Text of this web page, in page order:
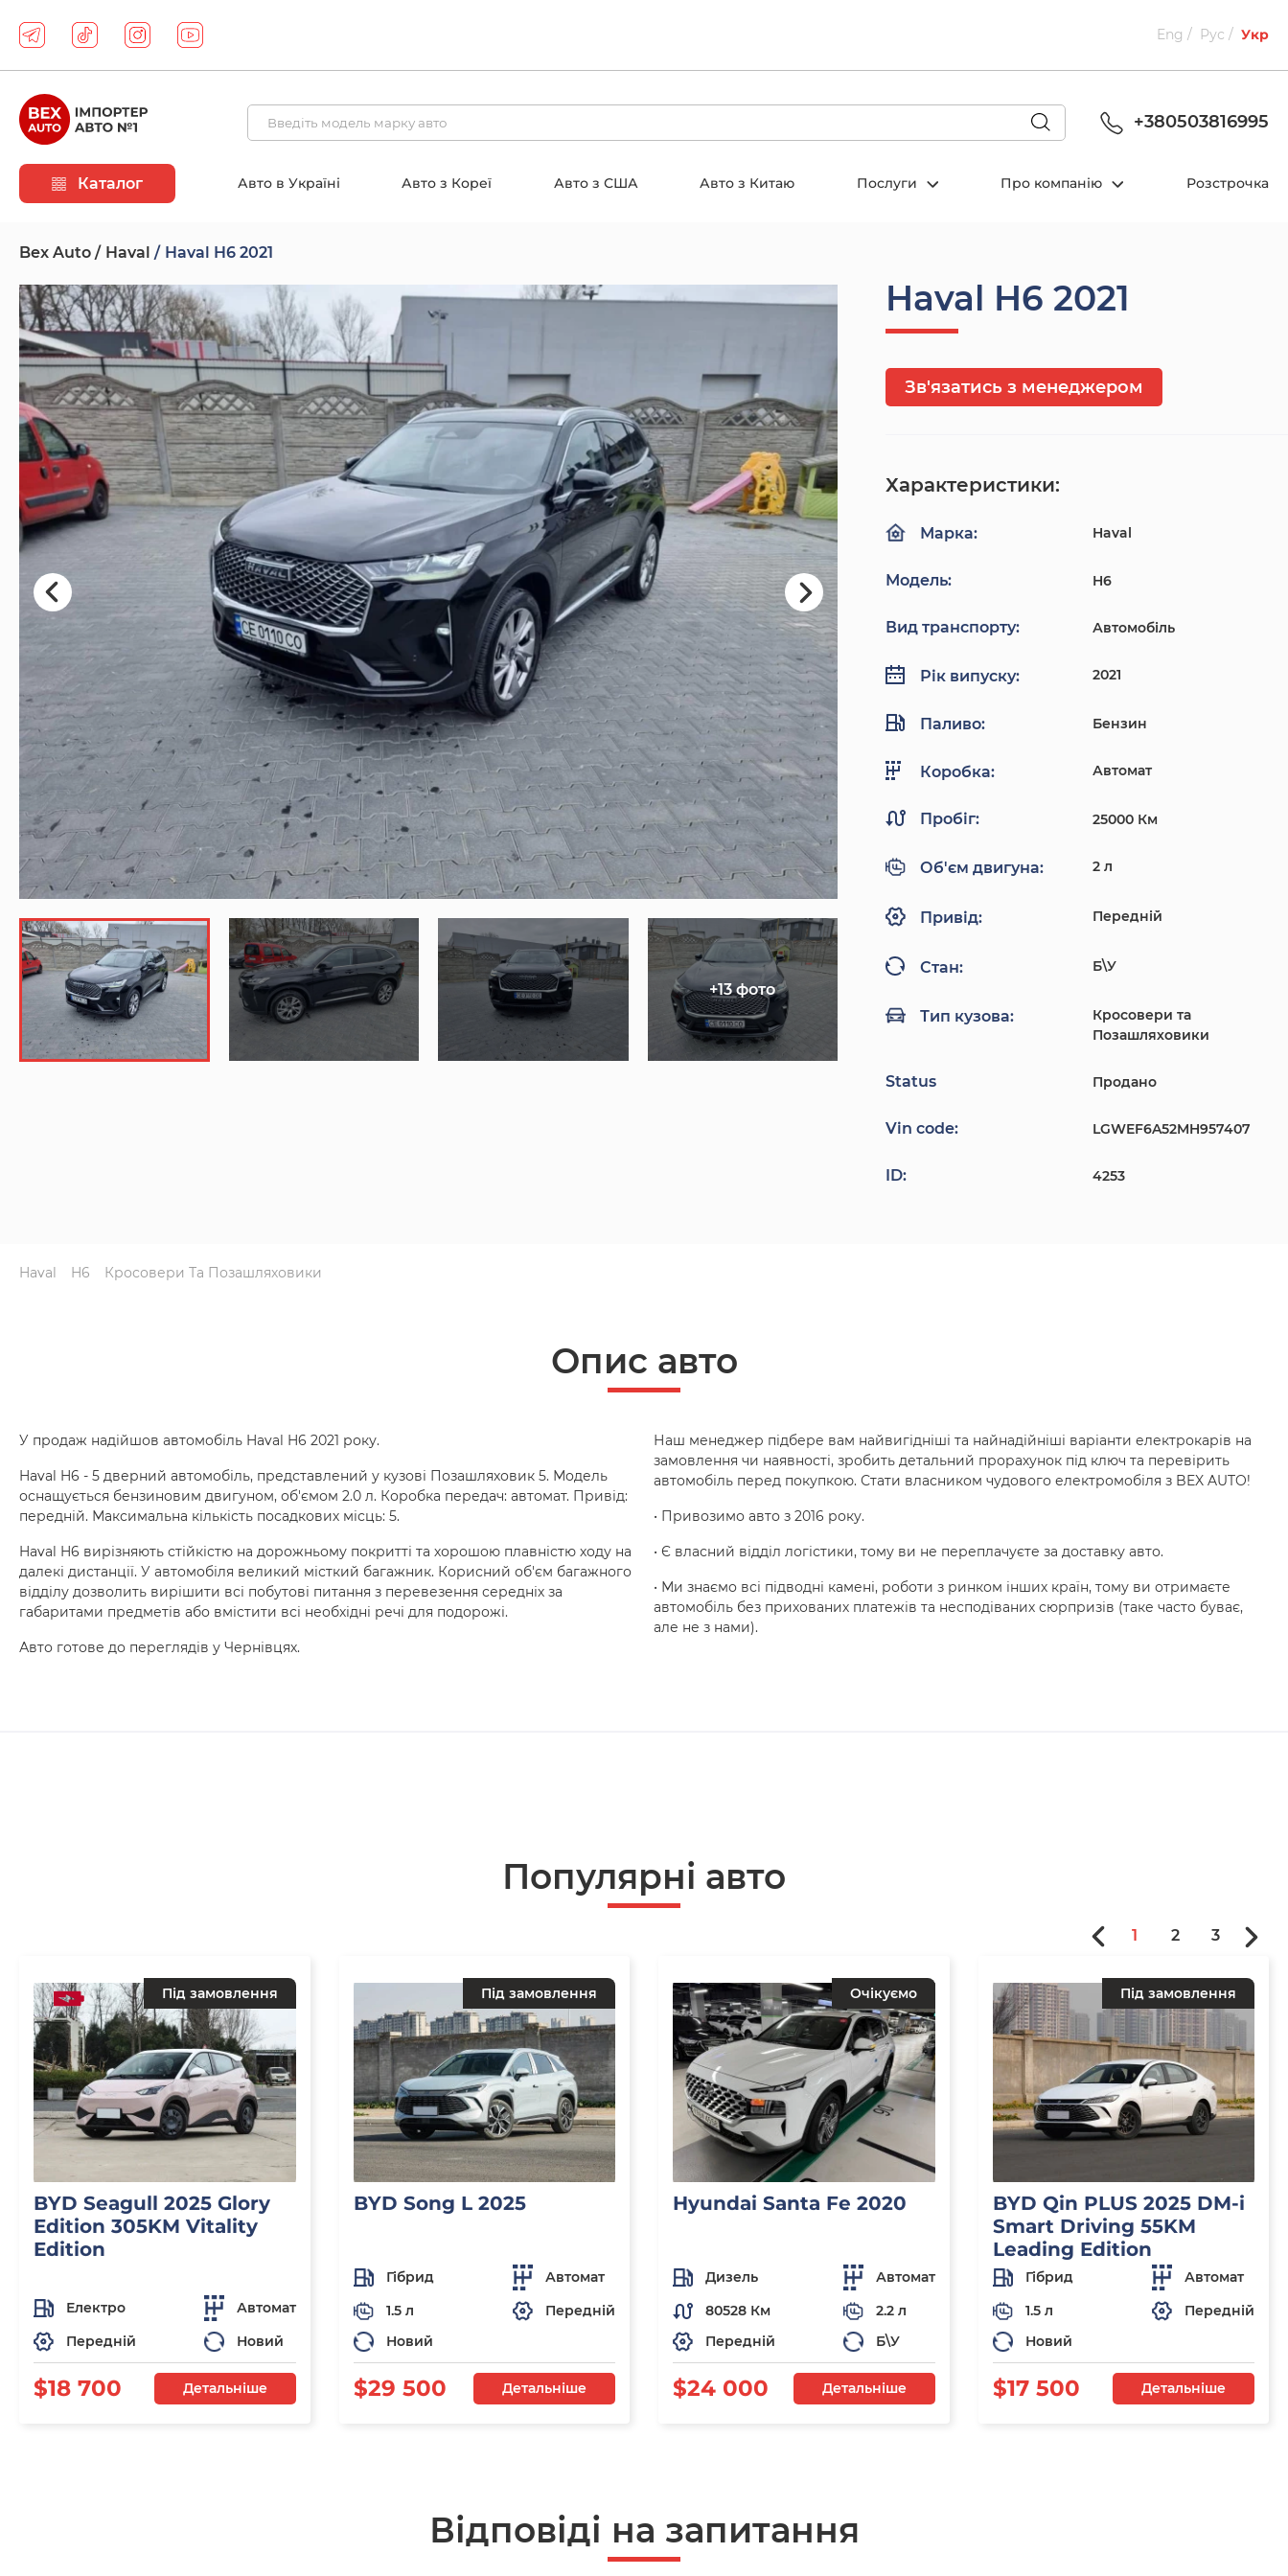
Eng Рус Укр
+380503816995
Каталог Авто в Україні Авто з Кореї Авто з США Авто з Китаю Послуги Про компанію Розстрочка
Bex Auto Haval Haval H6 2021
Haval H6 2021
+13 фото
Зв'язатись з менеджером
Характеристики:
Марка: Haval
Модель: H6
Вид транспорту: Автомобіль
Рік випуску: 2021
Паливо: Бензин
Коробка: Автомат
Пробіг: 25000 Км
Об'єм двигуна: 2 л
Привід: Передній
Стан: Б\У
Тип кузова:
Кросовери та
Позашляховики
Status Продано
Vin code: LGWEF6A52MH957407
ID: 4253
Haval H6 Кросовери Та Позашляховики
Опис авто
У продаж надійшов автомобіль Haval H6 2021 року.
Haval H6 - 5 дверний автомобіль, представлений у кузові Позашляховик 5. Модель
оснащується бензиновим двигуном, об'ємом 2.0 л. Коробка передач: автомат. Привід:
передній. Максимальна кількість посадкових місць: 5.
Haval H6 вирізняють стійкістю на дорожньому покритті та хорошою плавністю ходу на
далекі дистанції. У автомобіля великий місткий багажник. Корисний об'єм багажного
відділу дозволить вирішити всі побутові питання з перевезення середніх за
габаритами предметів або вмістити всі необхідні речі для подорожі.
Авто готове до переглядів у Чернівцях.
Наш менеджер підбере вам найвигідніші та найнадійніші варіанти електрокарів на
замовлення чи наявності, зробить детальний прорахунок під ключ та перевірить
автомобіль перед покупкою. Стати власником чудового електромобіля з BEX AUTO!
• Привозимо авто з 2016 року.
• Є власний відділ логістики, тому ви не переплачуєте за доставку авто.
• Ми знаємо всі підводні камені, роботи з ринком інших країн, тому ви отримаєте
автомобіль без прихованих платежів та несподіваних сюрпризів (таке часто буває,
але не з нами).
Популярнi авто
Під замовлення
BYD Seagull 2025 Glory
Edition 305KM Vitality
Edition
Електро
Автомат
Передній
Новий
$18 700 Детальніше
Під замовлення
BYD Song L 2025
Гібрид
Автомат
1.5 л
Передній
Новий
$29 500 Детальніше
Очікуємо
Hyundai Santa Fe 2020
Дизель
Автомат
80528 Км
2.2 л
Передній
Б\У
$24 000 Детальніше
Під замовлення
BYD Qin PLUS 2025 DM-i
Smart Driving 55KM
Leading Edition
Гібрид
Автомат
1.5 л
Передній
Новий
$17 500 Детальніше
1 2 3
Відповіді на запитання